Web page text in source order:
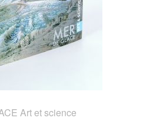
Art et science